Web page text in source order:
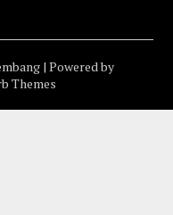
| Powered by
Themes